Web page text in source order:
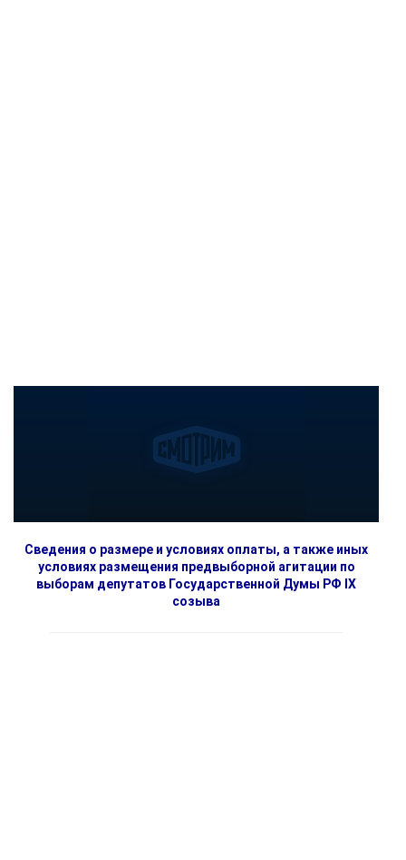
Сведения о размере и условиях оплаты, а также иных
условиях размещения предвыборной агитации по
выборам депутатов Государственной Думы РФ IX
созыва